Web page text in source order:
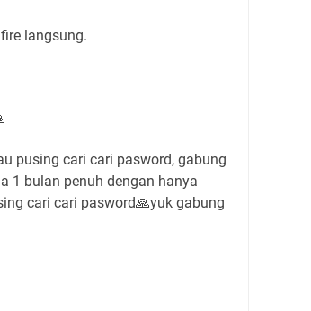
langsung.
pusing cari cari pasword, gabung
1 bulan penuh dengan hanya
cari cari pasword🙏yuk gabung